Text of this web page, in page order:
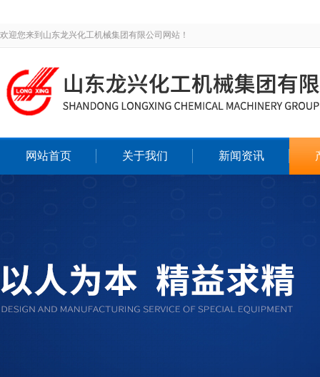
欢迎您来到山东龙兴化工机械集团有限公司网站！
网站首页 关于我们 新闻资讯